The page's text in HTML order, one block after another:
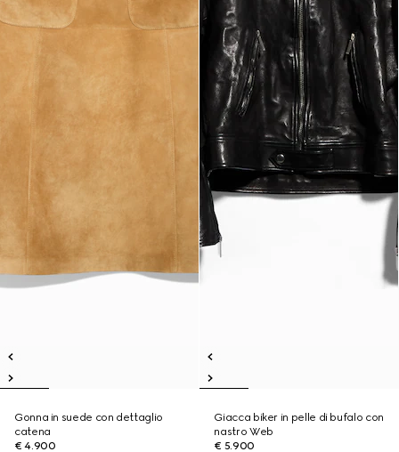
Gonna in suede con dettaglio
catena
€ 4.900
Giacca biker in pelle di bufalo con
nastro Web
€ 5.900